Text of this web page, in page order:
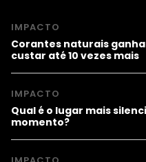
IMPACTO
Corantes naturais
custar até 10 vezes mais
IMPACTO
Qual é o lugar mais
momento?